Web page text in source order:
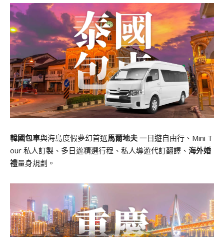
韓國包車與海島度假夢幻首選馬爾地夫 一日遊自由行、Mini T
our 私人訂製、多日遊精選行程、私人導遊代訂翻譯、 海外婚
禮量身規劃。